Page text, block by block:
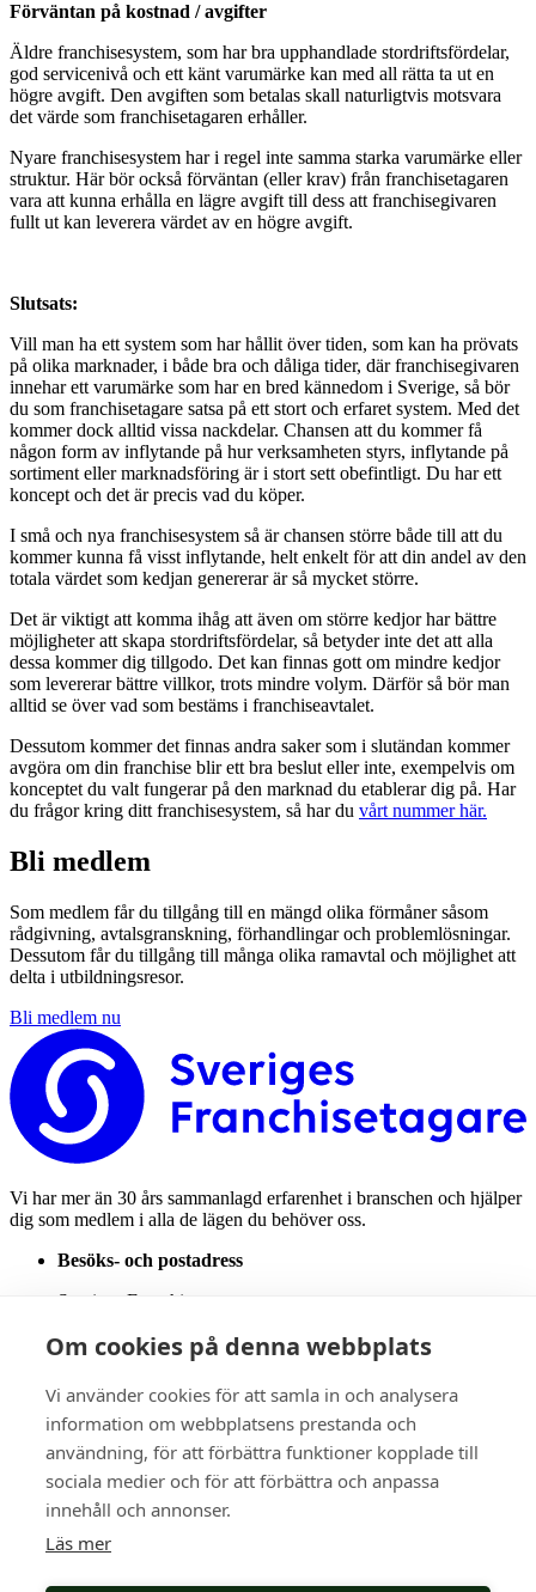
Om cookies på denna webbplats
Vi använder cookies för att samla in och analysera
information om webbplatsens prestanda och
användning, för att förbättra funktioner kopplade till
sociala medier och för att förbättra och anpassa
innehåll och annonser.
Läs mer
Förväntan på kostnad / avgifter
Äldre franchisesystem, som har bra upphandlade stordriftsfördelar,
god servicenivå och ett känt varumärke kan med all rätta ta ut en
högre avgift. Den avgiften som betalas skall naturligtvis motsvara
det värde som franchisetagaren erhåller.
Nyare franchisesystem har i regel inte samma starka varumärke eller
struktur. Här bör också förväntan (eller krav) från franchisetagaren
vara att kunna erhålla en lägre avgift till dess att franchisegivaren
fullt ut kan leverera värdet av en högre avgift.
Slutsats:
Vill man ha ett system som har hållit över tiden, som kan ha prövats
på olika marknader, i både bra och dåliga tider, där franchisegivaren
innehar ett varumärke som har en bred kännedom i Sverige, så bör
du som franchisetagare satsa på ett stort och erfaret system. Med det
kommer dock alltid vissa nackdelar. Chansen att du kommer få
någon form av inflytande på hur verksamheten styrs, inflytande på
sortiment eller marknadsföring är i stort sett obefintligt. Du har ett
koncept och det är precis vad du köper.
I små och nya franchisesystem så är chansen större både till att du
kommer kunna få visst inflytande, helt enkelt för att din andel av den
totala värdet som kedjan genererar är så mycket större.
Det är viktigt att komma ihåg att även om större kedjor har bättre
möjligheter att skapa stordriftsfördelar, så betyder inte det att alla
dessa kommer dig tillgodo. Det kan finnas gott om mindre kedjor
som levererar bättre villkor, trots mindre volym. Därför så bör man
alltid se över vad som bestäms i franchiseavtalet.
Dessutom kommer det finnas andra saker som i slutändan kommer
avgöra om din franchise blir ett bra beslut eller inte, exempelvis om
konceptet du valt fungerar på den marknad du etablerar dig på. Har
du frågor kring ditt franchisesystem, så har du vårt nummer här.
Bli medlem
Som medlem får du tillgång till en mängd olika förmåner såsom
rådgivning, avtalsgranskning, förhandlingar och problemlösningar.
Dessutom får du tillgång till många olika ramavtal och möjlighet att
delta i utbildningsresor.
Bli medlem nu
Vi har mer än 30 års sammanlagd erfarenhet i branschen och hjälper
dig som medlem i alla de lägen du behöver oss.
Besöks- och postadress
Sveriges Franchisetagare
114 31 Stockholm
Email:
info@sverigesfranchisetagare.se
Telefonnummer
08-7006340
Medlem
Tjänster
Medlemsberättelser